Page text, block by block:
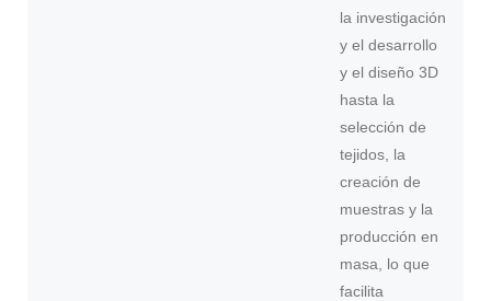
la investigación
y el desarrollo
y el diseño 3D
hasta la
selección de
tejidos, la
creación de
muestras y la
producción en
masa, lo que
facilita